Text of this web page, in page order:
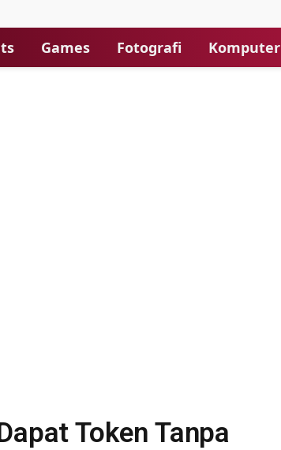
Games Fotografi Komputer
Token Tanpa